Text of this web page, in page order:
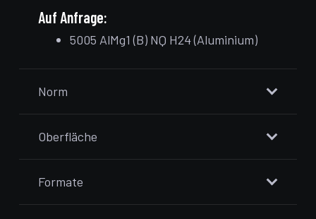
Auf Anfrage:
5005 AlMg1 (B) NQ H24 (Aluminium)
Norm
Oberfläche
Formate